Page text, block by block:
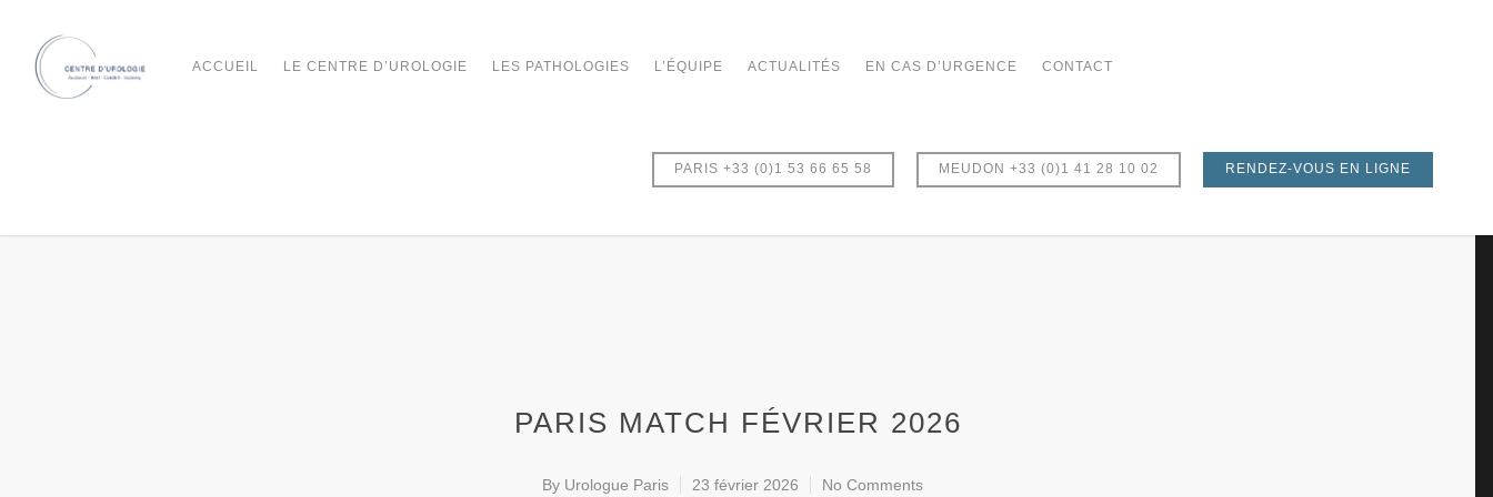
ACCUEIL LE CENTRE D’UROLOGIE LES PATHOLOGIES L’ÉQUIPE ACTUALITÉS EN CAS D’URGENCE CONTACT
PARIS +33 (0)1 53 66 65 58 MEUDON +33 (0)1 41 28 10 02 RENDEZ-VOUS EN LIGNE
PARIS MATCH FÉVRIER 2026
By Urologue Paris 23 février 2026 No Comments